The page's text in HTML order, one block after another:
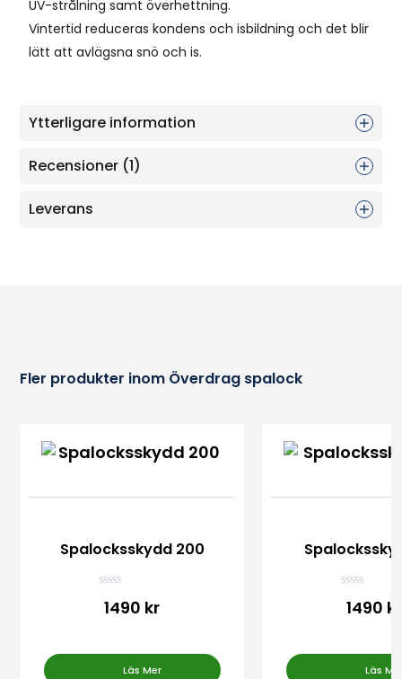
UV-strålning samt överhettning.
Vintertid reduceras kondens och isbildning och det blir
lätt att avlägsna snö och is.
Ytterligare information
Recensioner (1)
Leverans
Fler produkter inom Överdrag spalock
Spalocksskydd 200
1490 kr
Läs Mer
1490 kr
Läs